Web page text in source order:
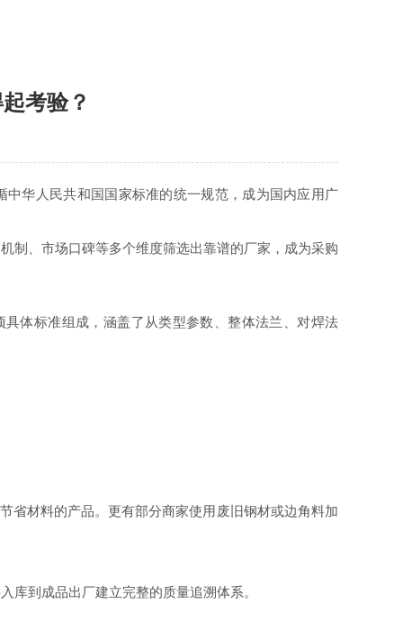
考验？
华人民共和国国家标准的统一规范，成为国内应用广
制、市场口碑等多个维度筛选出靠谱的厂家，成为采购
体标准组成，涵盖了从类型参数、整体法兰、对焊法
省材料的产品。更有部分商家使用废旧钢材或边角料加
库到成品出厂建立完整的质量追溯体系。